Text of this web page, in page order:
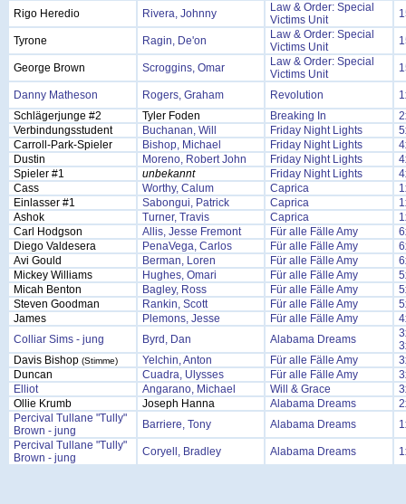
Rigo Heredio Rivera, Johnny
Law & Order: Special
Victims Unit
Tyrone Ragin, De'on
Law & Order: Special
Victims Unit
George Brown Scroggins, Omar
Law & Order: Special
Victims Unit
Danny Matheson Rogers, Graham Revolution
Schlägerjunge #2
Tyler Foden Breaking In
Verbindungsstudent
Buchanan, Will Friday Night Lights
Carroll-Park-Spieler
Bishop, Michael Friday Night Lights
Dustin
Moreno, Robert John Friday Night Lights
Spieler #1
unbekannt Friday Night Lights
Cass
Worthy, Calum Caprica
Einlasser #1
Sabongui, Patrick Caprica
Ashok
Turner, Travis Caprica
Carl Hodgson
Allis, Jesse Fremont Für alle Fälle Amy
Diego Valdesera
PenaVega, Carlos Für alle Fälle Amy
Avi Gould
Berman, Loren Für alle Fälle Amy
Mickey Williams
Hughes, Omari Für alle Fälle Amy
Micah Benton
Bagley, Ross Für alle Fälle Amy
Steven Goodman
Rankin, Scott Für alle Fälle Amy
James
Plemons, Jesse Für alle Fälle Amy
Colliar Sims - jung
Byrd, Dan Alabama Dreams
Davis Bishop (Stimme) Yelchin, Anton Für alle Fälle Amy
Duncan
Cuadra, Ulysses Für alle Fälle Amy
Elliot
Angarano, Michael Will & Grace
Ollie Krumb
Joseph Hanna Alabama Dreams
Percival Tullane "Tully"
Brown - jung
Barriere, Tony Alabama Dreams
Percival Tullane "Tully"
Brown - jung
Coryell, Bradley Alabama Dreams